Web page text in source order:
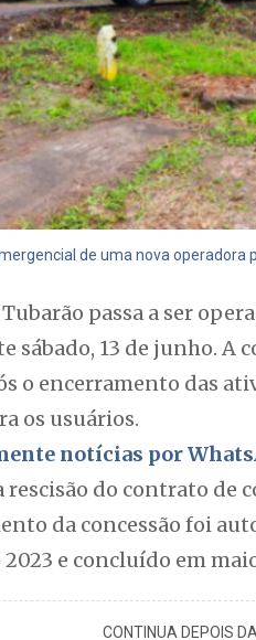
de uma nova
passa a ser
sábado, 13 de junho.
o encerramento das
os usuários.
notícias por
rescisão do contrato de
da concessão foi
e concluído em
CONTINUA DEPOIS